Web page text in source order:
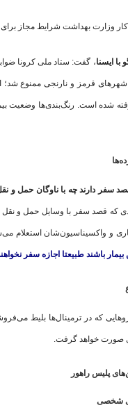
وزارت بهداشت شرایط مجاز
ایسنا، گفت: ستاد ملی کرونا
قرمز و نارنجی ممنوع شد؛
شده است. رنگ‌بندی‌ها وضعیت
سفر دارند چه با ناوگان حمل و
که قصد سفر با وسایل حمل و نقل
و واکسیناسیون‌شان استعلام
بیمار باشند طبیعتا اجازه سفر
که در ترمینال‌ها بلیط
صورت خواهد گرفت.
پلیس راهور
شخصی